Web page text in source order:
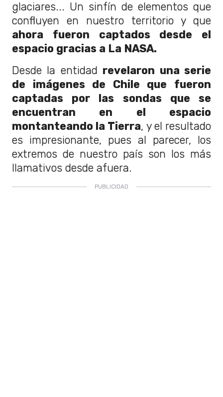
glaciares... Un sinfín de elementos que
confluyen en nuestro territorio y que
ahora fueron captados desde el
espacio gracias a La NASA.
Desde la entidad revelaron una serie
de imágenes de Chile que fueron
captadas por las sondas que se
encuentran en el espacio
montanteando la Tierra, y el resultado
es impresionante, pues al parecer, los
extremos de nuestro país son los más
llamativos desde afuera.